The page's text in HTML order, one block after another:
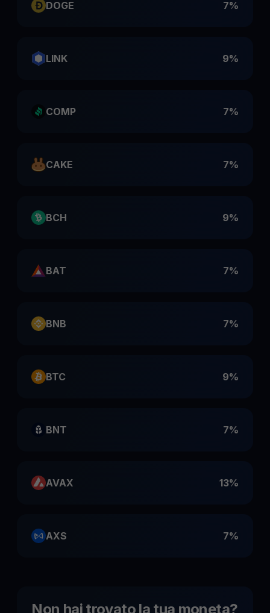
DOGE 7%
LINK 9%
COMP 7%
CAKE 7%
BCH 9%
BAT 7%
BNB 7%
BTC 9%
BNT 7%
AVAX 13%
AXS 7%
Non hai trovato la tua moneta?